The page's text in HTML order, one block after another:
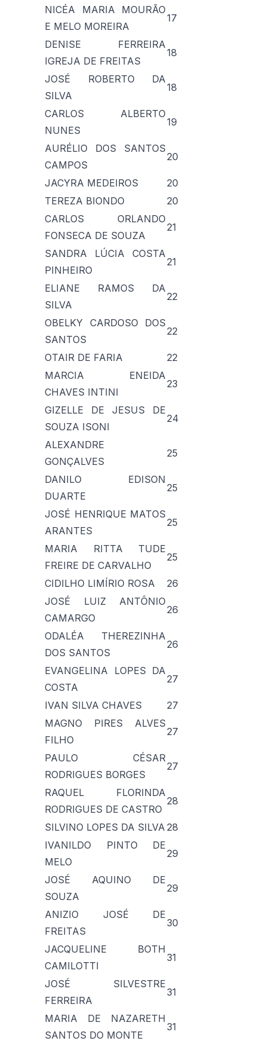
NICÉA MARIA MOURÃO
E MELO MOREIRA
17
DENISE FERREIRA
IGREJA DE FREITAS
18
JOSÉ ROBERTO DA
SILVA
18
CARLOS ALBERTO
NUNES
19
AURÉLIO DOS SANTOS
CAMPOS
20
JACYRA MEDEIROS
20
TEREZA BIONDO
20
CARLOS ORLANDO
FONSECA DE SOUZA
21
SANDRA LÚCIA COSTA
PINHEIRO
21
ELIANE RAMOS DA
SILVA
22
OBELKY CARDOSO DOS
SANTOS
22
OTAIR DE FARIA
22
MARCIA ENEIDA
CHAVES INTINI
23
GIZELLE DE JESUS DE
SOUZA ISONI
24
ALEXANDRE
GONÇALVES
25
DANILO EDISON
DUARTE
25
JOSÉ HENRIQUE MATOS
ARANTES
25
MARIA RITTA TUDE
FREIRE DE CARVALHO
25
CIDILHO LIMÍRIO ROSA
26
JOSÉ LUIZ ANTÔNIO
CAMARGO
26
ODALÉA THEREZINHA
DOS SANTOS
26
EVANGELINA LOPES DA
COSTA
27
IVAN SILVA CHAVES
27
MAGNO PIRES ALVES
FILHO
27
PAULO CÉSAR
RODRIGUES BORGES
27
RAQUEL FLORINDA
RODRIGUES DE CASTRO
28
SILVINO LOPES DA SILVA 28
IVANILDO PINTO DE
MELO
29
JOSÉ AQUINO DE
SOUZA
29
ANIZIO JOSÉ DE
FREITAS
30
JACQUELINE BOTH
CAMILOTTI
31
JOSÉ SILVESTRE
FERREIRA
31
MARIA DE NAZARETH
SANTOS DO MONTE
31